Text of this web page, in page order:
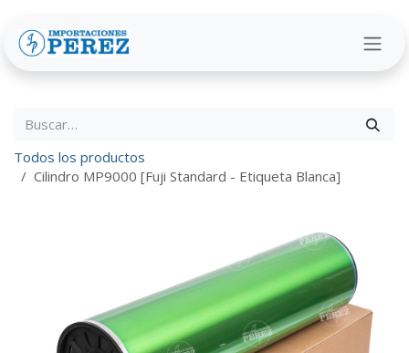
Todos los productos
Cilindro MP9000 [Fuji Standard - Etiqueta Blanca]